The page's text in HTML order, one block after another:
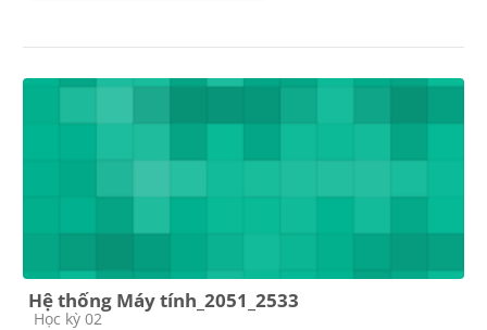
Hệ thống Máy tính_2051_2533
Course category
Học kỳ 02